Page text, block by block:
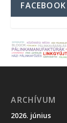
ARCHÍVUM
2026. június